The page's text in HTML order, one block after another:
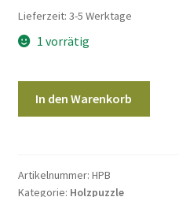
Impressum
Online-Streitbeilegung
Lieferzeit: 3-5 Werktage
1 vorrätig
In den Warenkorb
Artikelnummer: HPB
Kategorie: Holzpuzzle